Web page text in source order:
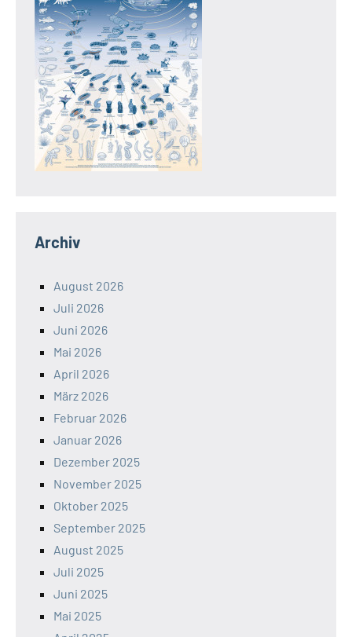
Archiv
August 2026
Juli 2026
Juni 2026
Mai 2026
April 2026
März 2026
Februar 2026
Januar 2026
Dezember 2025
November 2025
Oktober 2025
September 2025
August 2025
Juli 2025
Juni 2025
Mai 2025